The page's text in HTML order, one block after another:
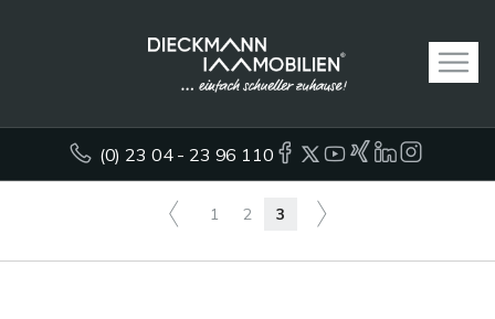
(0) 23 04 - 23 96 110
1 2 3